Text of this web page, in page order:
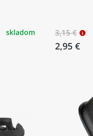
skladom 3,15 €
2,95 €